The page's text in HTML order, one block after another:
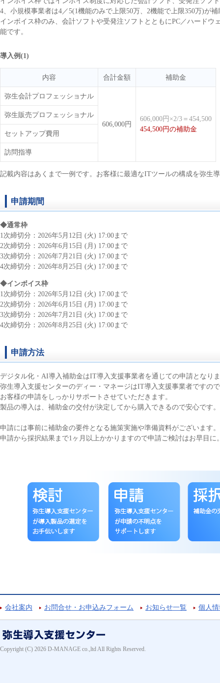
4、小規模事業者は4／5(1機能のみで上限50万、2機能で上限350万)が
インボイス枠のみ、会計ソフトや受発注ソフトとともにPC／ハードウ
能です。
導入例(1)
内容 合計金額 補助金
弥生会計プロフェッショナル
606,000円
606,000円×2/3＝454,500
454,500円の補助金
弥生販売プロフェッショナル
セットアップ費用
訪問指導
記載内容はあくまで一例です。お客様に最適なITツールの構成を弥生
申請期間
◆通常枠
1次締切分：2026年5月12日 (火) 17:00まで
2次締切分：2026年6月15日 (月) 17:00まで
3次締切分：2026年7月21日 (火) 17:00まで
4次締切分：2026年8月25日 (火) 17:00まで
◆インボイス枠
1次締切分：2026年5月12日 (火) 17:00まで
2次締切分：2026年6月15日 (月) 17:00まで
3次締切分：2026年7月21日 (火) 17:00まで
4次締切分：2026年8月25日 (火) 17:00まで
申請方法
デジタル化・AI導入補助金はIT導入支援事業者を通じての申請となり
弥生導入支援センターのディー・マネージはIT導入支援事業者ですので
お客様の申請をしっかりサポートさせていただきます。
製品の導入は、補助金の交付が決定してから購入できるので安心です。
申請には事前に補助金の要件となる施策実施や準備資料がございます。
申請から採択結果まで1ヶ月以上かかりますので申請ご検討はお早目
会社案内 お問合せ・お申込みフォーム お知らせ一覧 個人
Copyright (C) 2026 D-MANAGE co.,ltd All Rights Reserved.